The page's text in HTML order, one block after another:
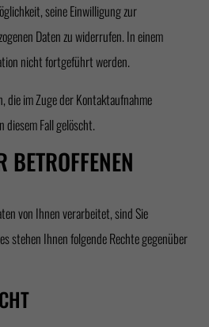
seine Einwilligung zur
Daten zu widerrufen. In einem
nicht fortgeführt werden.
die im Zuge der Kontaktaufnahme
Fall gelöscht.
BETROFFENEN
von Ihnen verarbeitet, sind Sie
stehen Ihnen folgende Rechte gegenüber